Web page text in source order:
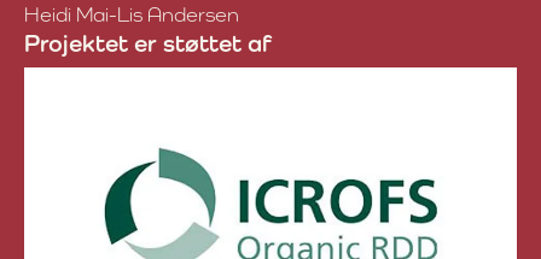
Heidi Mai-Lis Andersen
Projektet er støttet af